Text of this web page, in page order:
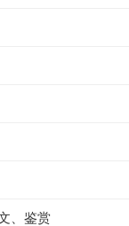
、鉴赏